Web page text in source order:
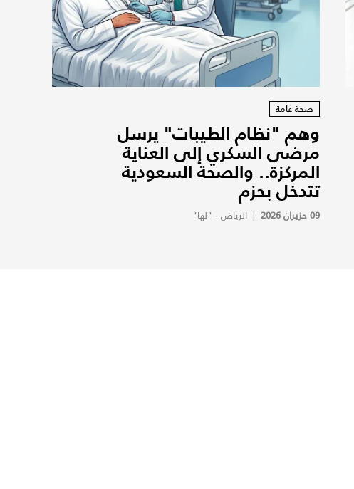
صحة عامة
وهم "نظام الطيبات" يرسل
مرضى السكري إلى العناية
المركزة.. والصحة السعودية
تتدخل بحزم
09 حزيران 2026 |الرياض - "لها"